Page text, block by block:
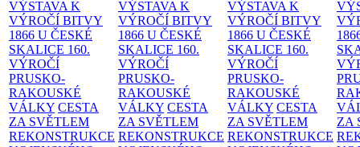
VÝSTAVA K
VÝROČÍ BITVY
1866 U ČESKÉ
SKALICE 160.
VÝROČÍ
PRUSKO-
RAKOUSKÉ
VÁLKY CESTA
ZA SVĚTLEM
REKONSTRUKCE
VÝSTAVA K
VÝROČÍ BITVY
1866 U ČESKÉ
SKALICE 160.
VÝROČÍ
PRUSKO-
RAKOUSKÉ
VÁLKY CESTA
ZA SVĚTLEM
REKONSTRUKCE
VÝSTAVA K
VÝROČÍ BITVY
1866 U ČESKÉ
SKALICE 160.
VÝROČÍ
PRUSKO-
RAKOUSKÉ
VÁLKY CESTA
ZA SVĚTLEM
REKONSTRUKCE
ZA